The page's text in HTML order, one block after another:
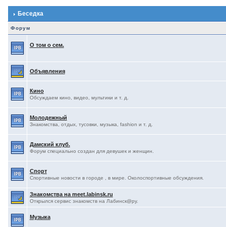
Беседка
Форум
О том о сем.
Объявления
Кино
Обсуждаем кино, видео, мультики и т. д.
Молодежный
Знакомства, отдых, тусовки, музыка, fashion и т. д.
Дамский клуб.
Форум специально создан для девушек и женщин.
Спорт
Спортивные новости в городе , в мире. Околоспортивные обсуждения.
Знакомства на meet.labinsk.ru
Открылся сервис знакомств на Лабинск@ру.
Музыка